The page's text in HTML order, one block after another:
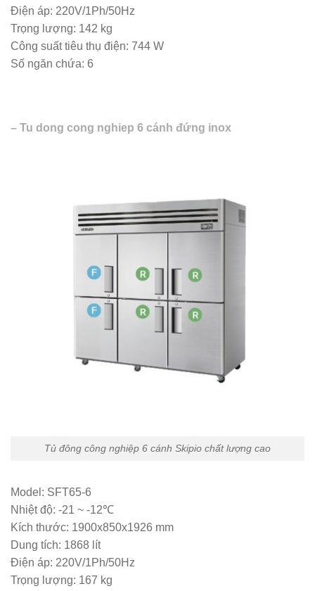
Điện áp: 220V/1Ph/50Hz
Trọng lượng: 142 kg
Công suất tiêu thụ điện: 744 W
Số ngăn chứa: 6
– Tu dong cong nghiep 6 cánh đứng inox
Tủ đông công nghiệp 6 cánh Skipio chất lượng cao
Model: SFT65-6
Nhiệt độ: -21 ~ -12℃
Kích thước: 1900x850x1926 mm
Dung tích: 1868 lít
Điện áp: 220V/1Ph/50Hz
Trọng lượng: 167 kg